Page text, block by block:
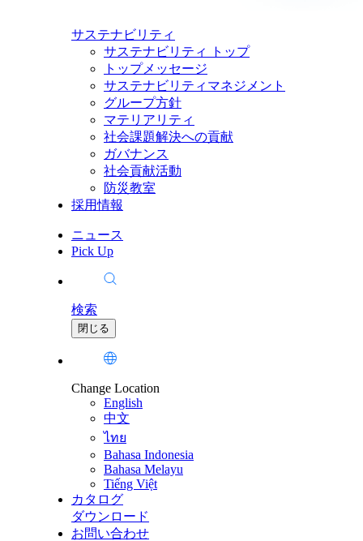
サステナビリティ
サステナビリティ トップ
トップメッセージ
サステナビリティマネジメント
グループ方針
マテリアリティ
社会課題解決への貢献
ガバナンス
社会貢献活動
防災教室
採用情報
ニュース
Pick Up
検索
閉じる
Change Location
English
中文
ไทย
Bahasa Indonesia
Bahasa Melayu
Tiếng Việt
カタログ
ダウンロード
お問い合わせ